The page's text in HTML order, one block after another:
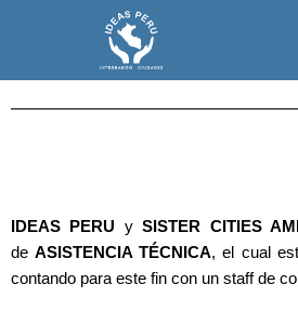
IDEAS PERU ySISTER CITIES
deASISTENCIA TÉCNICA, el cual
contando para este fin con un staff de